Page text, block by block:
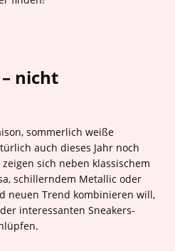
nicht
sommerlich weiße
auch dieses Jahr noch
sich neben klassischem
schillerndem Metallic oder
neuen Trend kombinieren will,
interessanten Sneakers-